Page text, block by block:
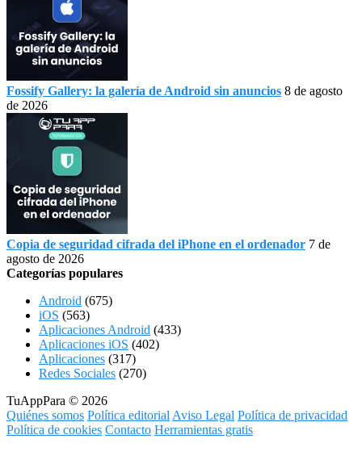
Fossify Gallery: la galería de Android sin anuncios 8 de agosto
de 2026
Copia de seguridad cifrada del iPhone en el ordenador 7 de
agosto de 2026
Categorías populares
Android (675)
iOS (563)
Aplicaciones Android (433)
Aplicaciones iOS (402)
Aplicaciones (317)
Redes Sociales (270)
TuAppPara © 2026
Quiénes somos Política editorial Aviso Legal Política de privacidad
Política de cookies Contacto Herramientas gratis